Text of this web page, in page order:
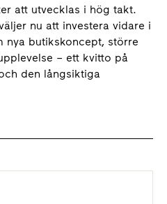
att utvecklas i hög takt.
nu att investera vidare i
nya butikskoncept, större
– ett kvitto på
den långsiktiga